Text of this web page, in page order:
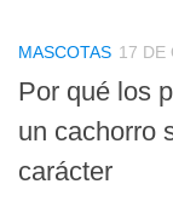
MASCOTAS 17 DE
Por qué los
un cachorro
carácter